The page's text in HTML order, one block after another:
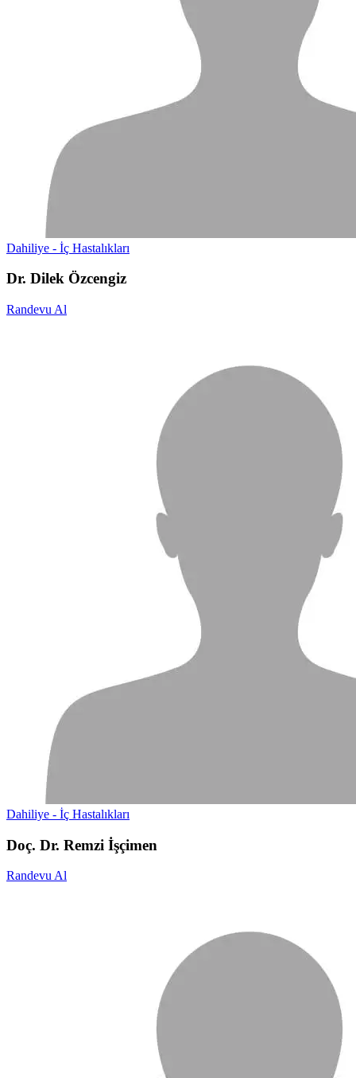
Dahiliye - İç Hastalıkları
Dr. Dilek Özcengiz
Randevu Al
Dahiliye - İç Hastalıkları
Doç. Dr. Remzi İşçimen
Randevu Al